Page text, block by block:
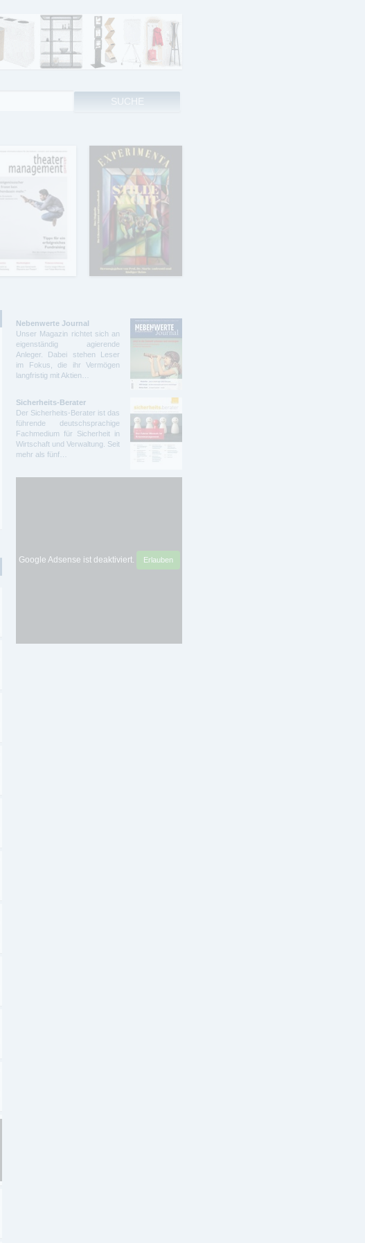
Nebenwerte Journal
Unser Magazin richtet sich an
eigenständig agierende
Anleger. Dabei stehen Leser
im Fokus, die ihr Vermögen
langfristig mit Aktien…
Sicherheits-Berater
Der Sicherheits-Berater ist das
führende deutschsprachige
Fachmedium für Sicherheit in
Wirtschaft und Verwaltung. Seit
mehr als fünf…
Google Adsense ist deaktiviert. Erlauben